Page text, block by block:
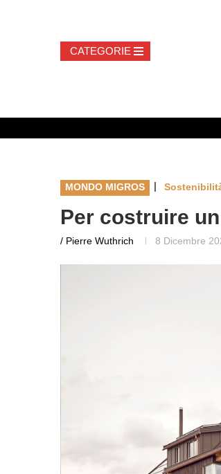
MONDO MIGROS |
Per costruire
/ Pierre Wuthrich 8 Dicembre